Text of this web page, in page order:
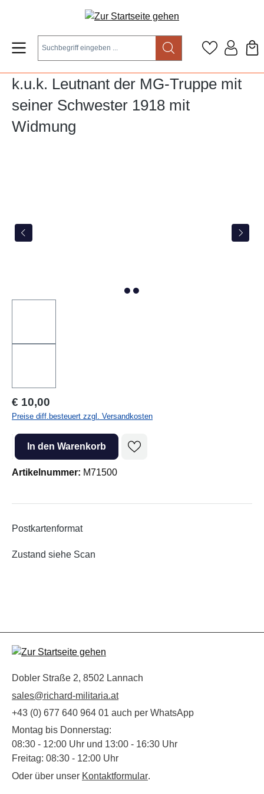
Zum Hauptinhalt springen
k.u.k. Leutnant der MG-Truppe mit
seiner Schwester 1918 mit
Widmung
Regulärer Preis:
€ 10,00
Preise diff.besteuert zzgl. Versandkosten
Produkt Anzahl: Gib den gewünschten Wert ein oder benutze die
In den Warenkorb
Artikelnummer: M71500
Postkartenformat
Zustand siehe Scan
Dobler Straße 2, 8502 Lannach
sales@richard-militaria.at
+43 (0) 677 640 964 01 auch per WhatsApp
Montag bis Donnerstag:
08:30 - 12:00 Uhr und 13:00 - 16:30 Uhr
Freitag: 08:30 - 12:00 Uhr
Oder über unser Kontaktformular.